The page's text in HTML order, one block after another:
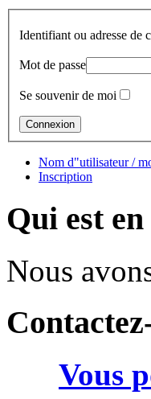
Identifiant ou adresse de
Mot de passe
Se souvenir de moi
Nom d"utilisateur /
Inscription
Qui est
Nous
Vous